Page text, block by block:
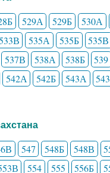
529А 529Б 530А
535А 535Б 535В
537В 538А 538Б 539
542А 542Б 543А
547 548Б 548В
554 555 556Б